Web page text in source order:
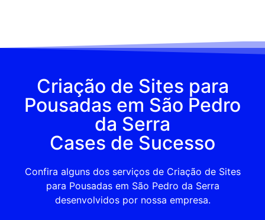
Criação de Sites para
Pousadas em São Pedro
da Serra
Cases de Sucesso
Confira alguns dos serviços de Criação de Sites
para Pousadas em São Pedro da Serra
desenvolvidos por nossa empresa.